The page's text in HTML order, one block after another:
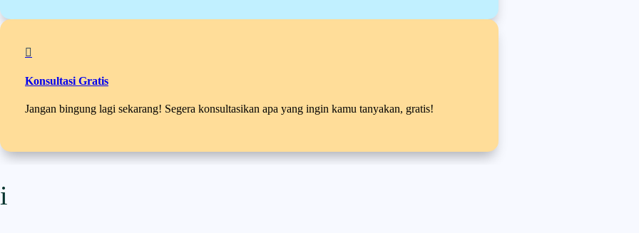

Konsultasi Gratis
Jangan bingung lagi sekarang! Segera konsultasikan apa yang ingin kamu tanyakan, gratis!
i